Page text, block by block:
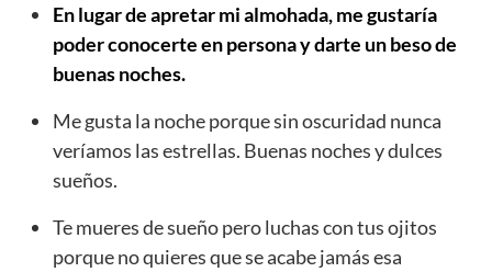
En lugar de apretar mi almohada, me gustaría
poder conocerte en persona y darte un beso de
buenas noches.
Me gusta la noche porque sin oscuridad nunca
veríamos las estrellas. Buenas noches y dulces
sueños.
Te mueres de sueño pero luchas con tus ojitos
porque no quieres que se acabe jamás esa